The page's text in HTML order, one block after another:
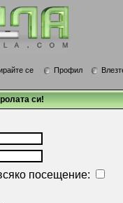
се Профил
си!
посещение: